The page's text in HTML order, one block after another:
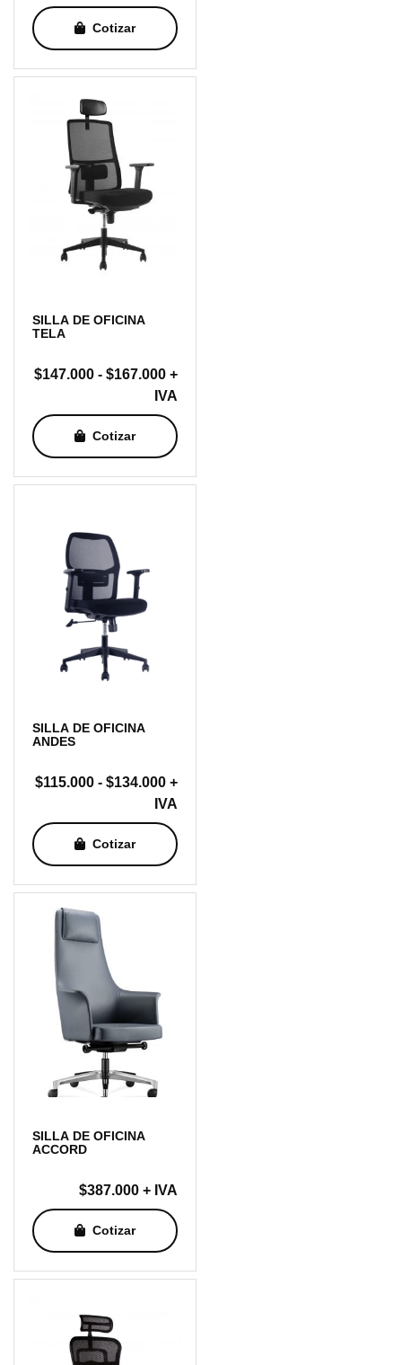
Cotizar
SILLA DE OFICINA
TELA
$147.000 - $167.000Rango
de
precios:
desde
$147.000
hasta
+
IVA
Cotizar
SILLA DE OFICINA
ANDES
$115.000 - $134.000Rango
de
precios:
desde
$115.000
hasta
+
IVA
Cotizar
SILLA DE OFICINA
ACCORD
$387.000 + IVA
Cotizar